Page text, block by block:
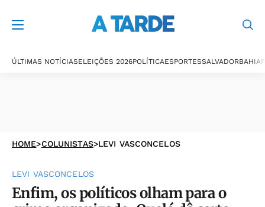
ÚLTIMAS NOTÍCIASELEIÇÕES 2026POLÍTICAESPORTESSALVADORBAHIA
HOME>COLUNISTAS>LEVI VASCONCELOS
LEVI VASCONCELOS
Enfim, os políticos olham para o